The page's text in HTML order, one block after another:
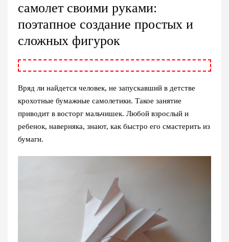
самолет своими руками:
поэтапное создание простых и
сложных фигурок
Вряд ли найдется человек, не запускавший в детстве
крохотные бумажные самолетики. Такое занятие
приводит в восторг мальчишек. Любой взрослый и
ребенок, наверняка, знают, как быстро его смастерить из
бумаги.